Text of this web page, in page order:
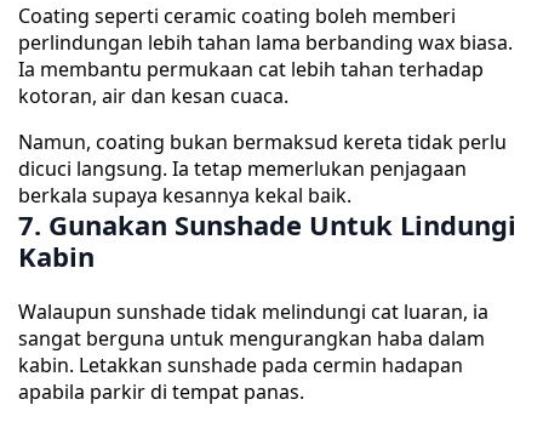
Coating seperti ceramic coating boleh memberi
perlindungan lebih tahan lama berbanding wax biasa.
Ia membantu permukaan cat lebih tahan terhadap
kotoran, air dan kesan cuaca.
Namun, coating bukan bermaksud kereta tidak perlu
dicuci langsung. Ia tetap memerlukan penjagaan
berkala supaya kesannya kekal baik.
7. Gunakan Sunshade Untuk Lindungi
Kabin
Walaupun sunshade tidak melindungi cat luaran, ia
sangat berguna untuk mengurangkan haba dalam
kabin. Letakkan sunshade pada cermin hadapan
apabila parkir di tempat panas.